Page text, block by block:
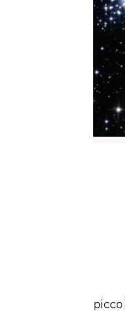
piccolopetesrestaurant – Langit malam yang dipenuhi miliaran bintang ternyata menyimpan